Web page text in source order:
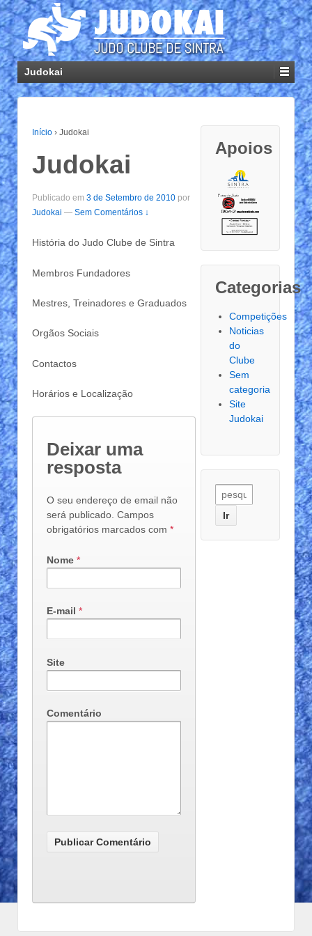
Judokai
Início › Judokai
Judokai
Publicado em 3 de Setembro de 2010 por
Judokai — Sem Comentários ↓
História do Judo Clube de Sintra
Membros Fundadores
Mestres, Treinadores e Graduados
Orgãos Sociais
Contactos
Horários e Localização
Deixar uma
resposta
O seu endereço de email não
será publicado. Campos
obrigatórios marcados com *
Nome *
E-mail *
Site
Comentário
Apoios
Categorias
Competições
Noticias
do
Clube
Sem
categoria
Site
Judokai